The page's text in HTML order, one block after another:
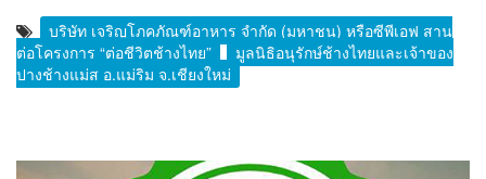
บริษัท เจริญโภคภัณฑ์อาหาร จำกัด (มหาชน) หรือซีพีเอฟ สาน
ต่อโครงการ “ต่อชีวิตช้างไทย”
มูลนิธิอนุรักษ์ช้างไทยและเจ้าของ
ปางช้างแม่ส อ.แม่ริม จ.เชียงใหม่